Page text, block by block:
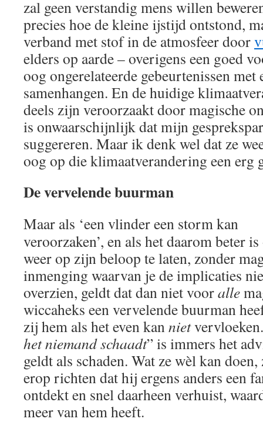
zal geen verstandig mens willen
precies hoe de kleine ijstijd ontstond,
verband met stof in de atmosfeer door
elders op aarde – overigens een goed
oog ongerelateerde gebeurtenissen
samenhangen. En de huidige
deels zijn veroorzaakt door magische
is onwaarschijnlijk dat mijn
suggereren. Maar ik denk wel dat ze
oog op die klimaatverandering een erg
De vervelende buurman
Maar als ‘een vlinder een storm kan
veroorzaken’, en als het daarom beter
weer op zijn beloop te laten, zonder
inmenging waarvan je de implicaties
overzien, geldt dat dan niet vooralle
wiccaheks een vervelende buurman
zij hem als het even kanniet
het niemand schaadt” is immers het
geldt als schaden. Wat ze wèl kan
erop richten dat hij ergens anders een
ontdekt en snel daarheen verhuist,
meer van hem heeft.